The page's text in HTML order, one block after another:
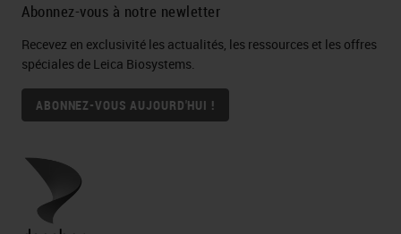
Abonnez-vous à notre newletter
Recevez en exclusivité les actualités, les ressources et les offres
spéciales de Leica Biosystems.
ABONNEZ-VOUS AUJOURD'HUI !